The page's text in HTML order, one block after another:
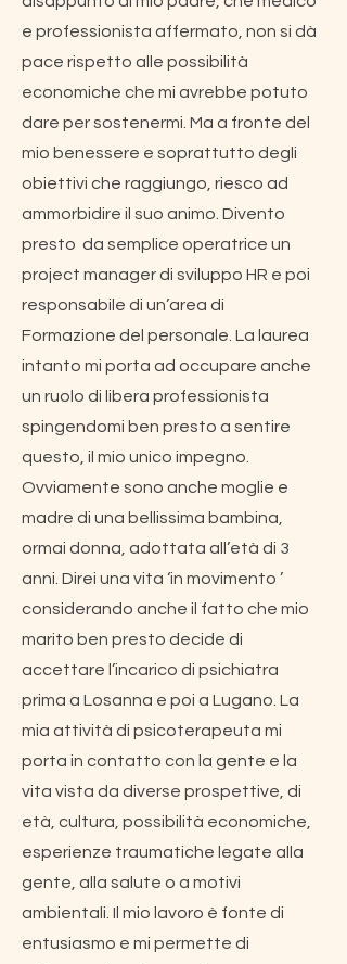
e professionista affermato, non si dà
pace rispetto alle possibilità
economiche che mi avrebbe potuto
dare per sostenermi. Ma a fronte del
mio benessere e soprattutto degli
obiettivi che raggiungo, riesco ad
ammorbidire il suo animo. Divento
presto da semplice operatrice un
project manager di sviluppo HR e poi
responsabile di un’area di
Formazione del personale. La laurea
intanto mi porta ad occupare anche
un ruolo di libera professionista
spingendomi ben presto a sentire
questo, il mio unico impegno.
Ovviamente sono anche moglie e
madre di una bellissima bambina,
ormai donna, adottata all’età di 3
anni. Direi una vita ‘in movimento ’
considerando anche il fatto che mio
marito ben presto decide di
accettare l’incarico di psichiatra
prima a Losanna e poi a Lugano. La
mia attività di psicoterapeuta mi
porta in contatto con la gente e la
vita vista da diverse prospettive, di
età, cultura, possibilità economiche,
esperienze traumatiche legate alla
gente, alla salute o a motivi
ambientali. Il mio lavoro è fonte di
entusiasmo e mi permette di